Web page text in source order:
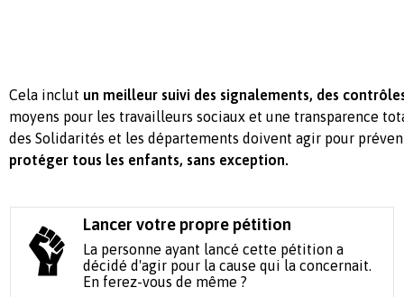
Cela inclut un meilleur suivi des signalements, des
moyens pour les travailleurs sociaux et une transparence
des Solidarités et les départements doivent agir pour
protéger tous les enfants, sans exception.
Lancer votre propre pétition
La personne ayant lancé cette pétition a
décidé d'agir pour la cause qui la concernait.
En ferez-vous de même ?